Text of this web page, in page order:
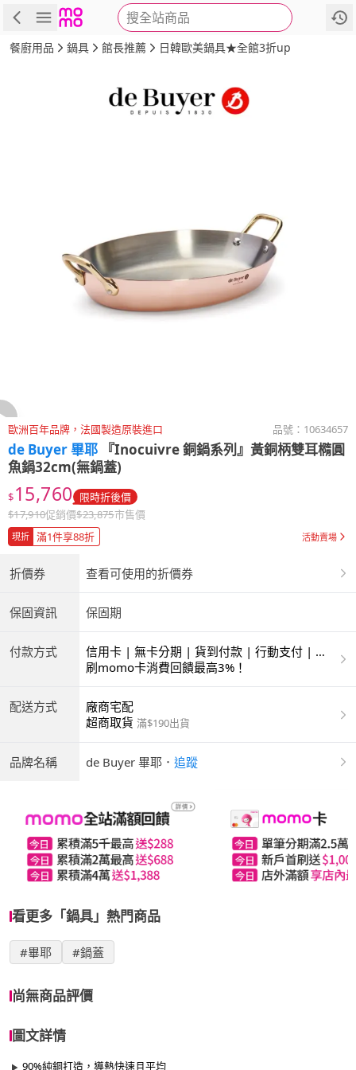
搜全站商品
商品 評價 詳情
餐廚用品 鍋具 館長推薦 日韓歐美鍋具★全館3折up
歐洲百年品牌，法國製造原裝進口 品號： 10634657
de Buyer 畢耶
『Inocuivre 銅鍋系列』黃銅柄雙耳橢圓
魚鍋32cm(無鍋蓋)
$15,760 限時折後價
$17,910促銷價$23,875市售價
現折 滿1件享88折 活動賣場
折價券 查看可使用的折價券
保固資訊 保固期
付款方式
信用卡 | 無卡分期 | 貨到付款 | 行動支付 | 超
商付款 | 銀聯卡
刷momo卡消費回饋最高3%！
配送方式
廠商宅配
超商取貨 滿$190出貨
品牌名稱 de Buyer 畢耶 ． 追蹤
看更多「鍋具」熱門商品
#畢耶 #鍋蓋
尚無商品評價
圖文詳情
90%純銅打造，導熱快速且平均